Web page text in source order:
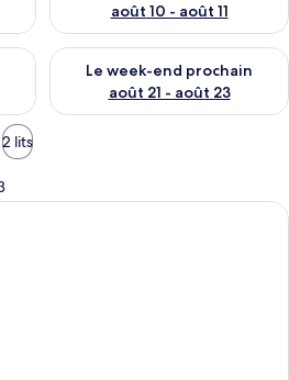
août 10 - août 11
ce week-end août 14 - août 16
Le week-end prochain
août 21 - août 23
Vérifier la disponibilité pour
2 lits
Une chambre d’hôtel avec un